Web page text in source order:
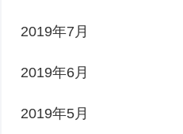
2019年7月
2019年6月
2019年5月